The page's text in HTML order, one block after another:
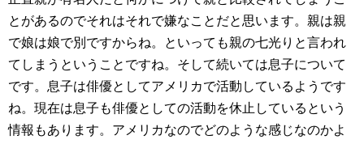
とがあるのでそれはそれで嫌なことだと思います。親は親
で娘は娘で別ですからね。といっても親の七光りと言われ
てしまうということですね。そして続いては息子について
です。息子は俳優としてアメリカで活動しているようです
ね。現在は息子も俳優としての活動を休止しているという
情報もあります。アメリカなのでどのような感じなのかよ